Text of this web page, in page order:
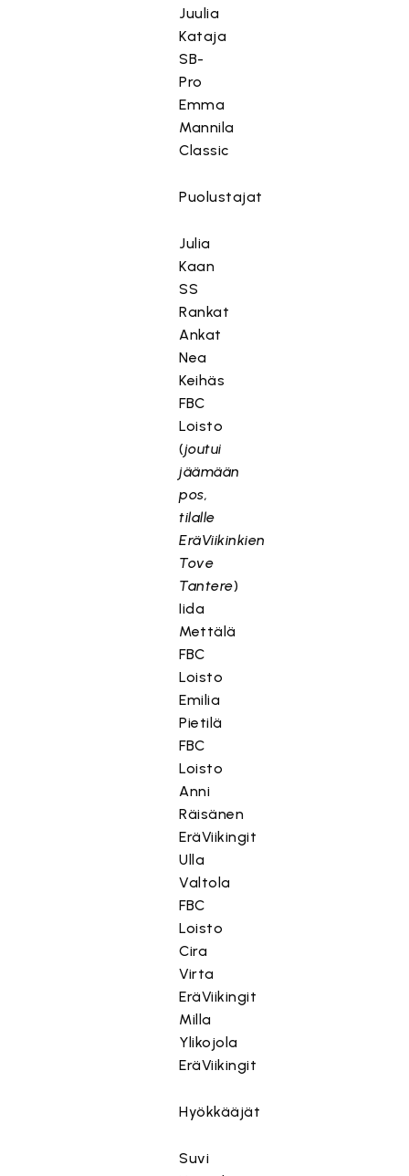
Juulia
Kataja
SB-
Pro
Emma
Mannila
Classic
Puolustajat
Julia
Kaan
SS
Rankat
Ankat
Nea
Keihäs
FBC
Loisto
(joutui
jäämään
pos,
tilalle
EräViikinkien
Tove
Tantere)
Iida
Mettälä
FBC
Loisto
Emilia
Pietilä
FBC
Loisto
Anni
Räisänen
EräViikingit
Ulla
Valtola
FBC
Loisto
Cira
Virta
EräViikingit
Milla
Ylikojola
EräViikingit
Hyökkääjät
Suvi